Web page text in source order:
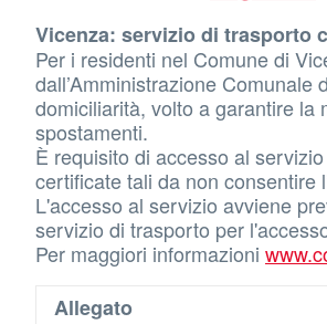
Vicenza: servizio di trasporto
Per i residenti nel Comune di
dall’Amministrazione
domiciliarità, volto a garantire la
spostamenti.
È requisito di accesso al
certificate tali da non consentire
L'accesso al servizio avviene
servizio di trasporto per
Per maggiori informazioni
Allegato